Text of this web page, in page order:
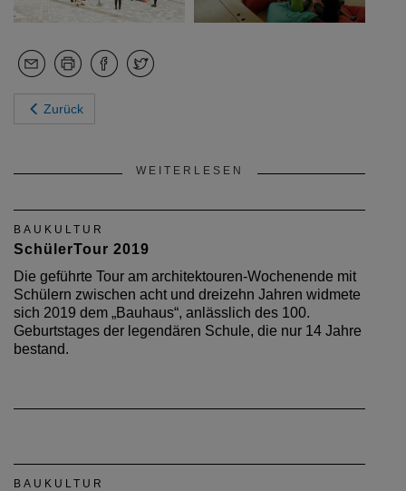
Zurück
WEITERLESEN
BAUKULTUR
SchülerTour 2019
Die geführte Tour am architektouren-Wochenende mit
Schülern zwischen acht und dreizehn Jahren widmete
sich 2019 dem „Bauhaus“, anlässlich des 100.
Geburtstages der legendären Schule, die nur 14 Jahre
bestand.
BAUKULTUR